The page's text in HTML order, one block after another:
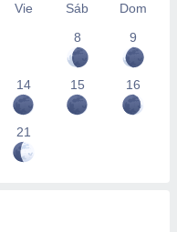
Vie Sáb
Dom
8
9
14 15 16
21